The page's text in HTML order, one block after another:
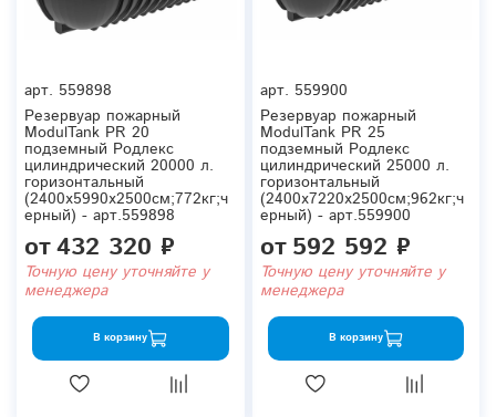
арт. 559898
Резервуар пожарный
ModulTank PR 20
подземный Родлекс
цилиндрический 20000 л.
горизонтальный
(2400x5990x2500см;772кг;ч
ерный) - арт.559898
от432 320 ₽
Точную цену уточняйте у
менеджера
В корзину
арт. 559900
Резервуар пожарный
ModulTank PR 25
подземный Родлекс
цилиндрический 25000 л.
горизонтальный
(2400x7220x2500см;962кг;ч
ерный) - арт.559900
от592 592 ₽
Точную цену уточняйте у
менеджера
В корзину